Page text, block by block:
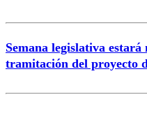
Semana legislativa
tramitación del proyecto